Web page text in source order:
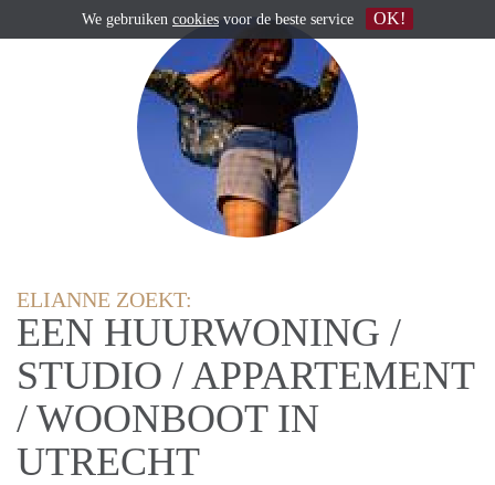
ELIANNE ZOEKT:
EEN HUURWONING /
STUDIO / APPARTEMENT
/ WOONBOOT IN
UTRECHT
We gebruiken cookies voor de beste service OK!